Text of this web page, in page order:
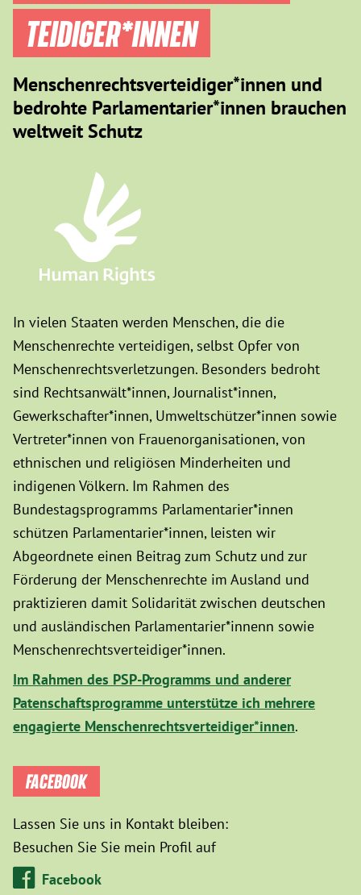
TEIDIGER­*INNEN
Menschenrechtsverteidiger*innen und
bedrohte Parlamentarier*innen brauchen
weltweit Schutz
In vielen Staaten werden Menschen, die die
Menschenrechte verteidigen, selbst Opfer von
Menschenrechtsverletzungen. Besonders bedroht
sind Rechtsanwält*innen, Journalist*innen,
Gewerkschafter*innen, Umweltschützer*innen sowie
Vertreter*innen von Frauenorganisationen, von
ethnischen und religiösen Minderheiten und
indigenen Völkern. Im Rahmen des
Bundestagsprogramms Parlamentarier*innen
schützen Parlamentarier*innen, leisten wir
Abgeordnete einen Beitrag zum Schutz und zur
Förderung der Menschenrechte im Ausland und
praktizieren damit Solidarität zwischen deutschen
und ausländischen Parlamentarier*innenn sowie
Menschenrechtsverteidiger*innen.
Im Rahmen des PSP-Programms und anderer
Patenschaftsprogramme unterstütze ich mehrere
engagierte Menschenrechtsverteidiger*innen.
FACEBOOK
Lassen Sie uns in Kontakt bleiben:
Besuchen Sie Sie mein Profil auf
Facebook